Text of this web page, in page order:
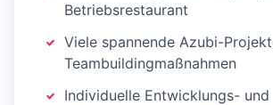
Betriebsrestaurant
Viele spannende Azubi-
Teambuildingmaßnahmen
Individuelle Entwicklungs- und